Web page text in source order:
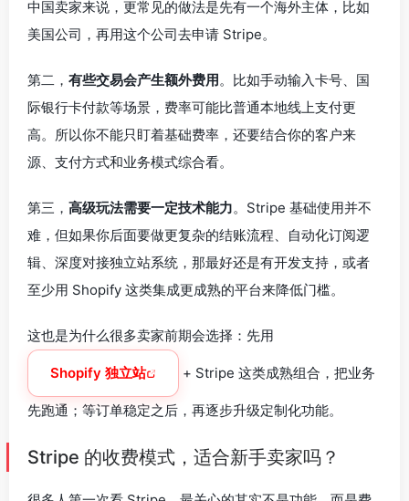
中国卖家来说，更常见的做法是先有一个海外主体，比如
美国公司，再用这个公司去申请 Stripe。
第二， 有些交易会产生额外费用。比如手动输入卡号、国
际银行卡付款等场景，费率可能比普通本地线上支付更
高。所以你不能只盯着基础费率，还要结合你的客户来
源、支付方式和业务模式综合看。
第三， 高级玩法需要一定技术能力。Stripe 基础使用并不
难，但如果你后面要做更复杂的结账流程、自动化订阅逻
辑、深度对接独立站系统，那最好还是有开发支持，或者
至少用 Shopify 这类集成更成熟的平台来降低门槛。
这也是为什么很多卖家前期会选择：先用
Shopify 独立站 + Stripe 这类成熟组合，把业务
先跑通；等订单稳定之后，再逐步升级定制化功能。
Stripe 的收费模式，适合新手卖家吗？